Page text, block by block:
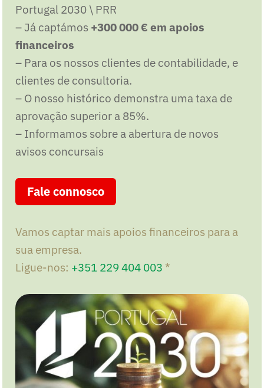
Portugal 2030 \ PRR
– Já captámos +300 000 € em apoios
financeiros
– Para os nossos clientes de contabilidade, e
clientes de consultoria.
– O nosso histórico demonstra uma taxa de
aprovação superior a 85%.
– Informamos sobre a abertura de novos
avisos concursais
Fale connosco
Vamos captar mais apoios financeiros para a
sua empresa.
Ligue-nos: +351 229 404 003 *